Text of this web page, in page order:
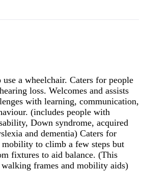
a wheelchair. Caters for people
loss. Welcomes and assists
with learning, communication,
(includes people with
Down syndrome, acquired
and dementia) Caters for
to climb a few steps but
fixtures to aid balance. (This
frames and mobility aids)